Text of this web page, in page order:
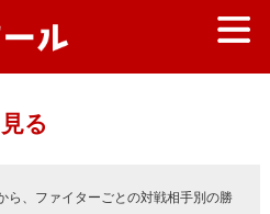
る
ら、ファイターごとの対戦相手別の勝